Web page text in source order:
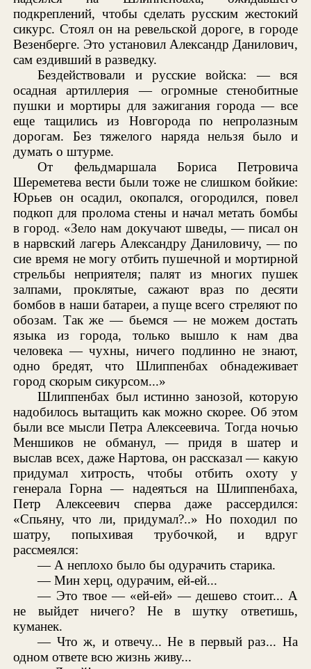
подкреплений, чтобы сделать русским жестокий
сикурс. Стоял он на ревельской дороге, в городе
Везенберге. Это установил Александр Данилович,
сам ездивший в разведку.
Бездействовали и русские войска: — вся
осадная артиллерия — огромные стенобитные
пушки и мортиры для зажигания города — все
еще тащились из Новгорода по непролазным
дорогам. Без тяжелого наряда нельзя было и
думать о штурме.
От фельдмаршала Бориса Петровича
Шереметева вести были тоже не слишком бойкие:
Юрьев он осадил, окопался, огородился, повел
подкоп для пролома стены и начал метать бомбы
в город. «Зело нам докучают шведы, — писал он
в нарвский лагерь Александру Даниловичу, — по
сие время не могу отбить пушечной и мортирной
стрельбы неприятеля; палят из многих пушек
залпами, проклятые, сажают враз по десяти
бомбов в наши батареи, а пуще всего стреляют по
обозам. Так же — бьемся — не можем достать
языка из города, только вышло к нам два
человека — чухны, ничего подлинно не знают,
одно бредят, что Шлиппенбах обнадеживает
город скорым сикурсом...»
Шлиппенбах был истинно занозой, которую
надобилось вытащить как можно скорее. Об этом
были все мысли Петра Алексеевича. Тогда ночью
Меншиков не обманул, — придя в шатер и
выслав всех, даже Нартова, он рассказал — какую
придумал хитрость, чтобы отбить охоту у
генерала Горна — надеяться на Шлиппенбаха,
Петр Алексеевич сперва даже рассердился:
«Спьяну, что ли, придумал?..» Но походил по
шатру, попыхивая трубочкой, и вдруг
рассмеялся:
— А неплохо было бы одурачить старика.
— Мин херц, одурачим, ей-ей...
— Это твое — «ей-ей» — дешево стоит... А
не выйдет ничего? Не в шутку ответишь,
куманек.
— Что ж, и отвечу... Не в первый раз... На
одном ответе всю жизнь живу...